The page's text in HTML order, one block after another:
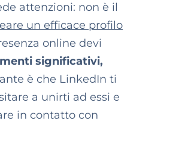
attenzioni: non è il
un efficace profilo
online devi
significativi,
è che LinkedIn ti
a unirti ad essi e
in contatto con